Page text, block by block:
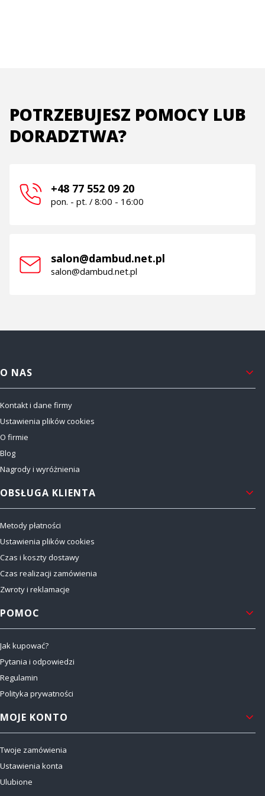
POTRZEBUJESZ POMOCY LUB
DORADZTWA?
+48 77 552 09 20
pon. - pt. / 8:00 - 16:00
salon@dambud.net.pl
salon@dambud.net.pl
Linki w stopce
O NAS
Kontakt i dane firmy
Ustawienia plików cookies
O firmie
Blog
Nagrody i wyróżnienia
OBSŁUGA KLIENTA
Metody płatności
Ustawienia plików cookies
Czas i koszty dostawy
Czas realizacji zamówienia
Zwroty i reklamacje
POMOC
Jak kupować?
Pytania i odpowiedzi
Regulamin
Polityka prywatności
MOJE KONTO
Twoje zamówienia
Ustawienia konta
Ulubione